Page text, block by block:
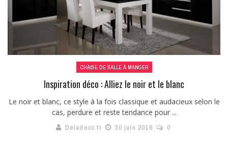
CHAISE DE SALLE À MANGER
Inspiration déco : Alliez le noir et le blanc
Le noir et blanc, ce style à la fois classique et audacieux selon le
cas, perdure et reste tendance pour ...
Deladeco.fr 30 juin 2016 0